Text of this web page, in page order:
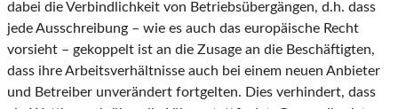
dabei die Verbindlichkeit von Betriebsübergängen, d.h. dass
jede Ausschreibung – wie es auch das europäische Recht
vorsieht – gekoppelt ist an die Zusage an die Beschäftigten,
dass ihre Arbeitsverhältnisse auch bei einem neuen Anbieter
und Betreiber unverändert fortgelten. Dies verhindert, dass